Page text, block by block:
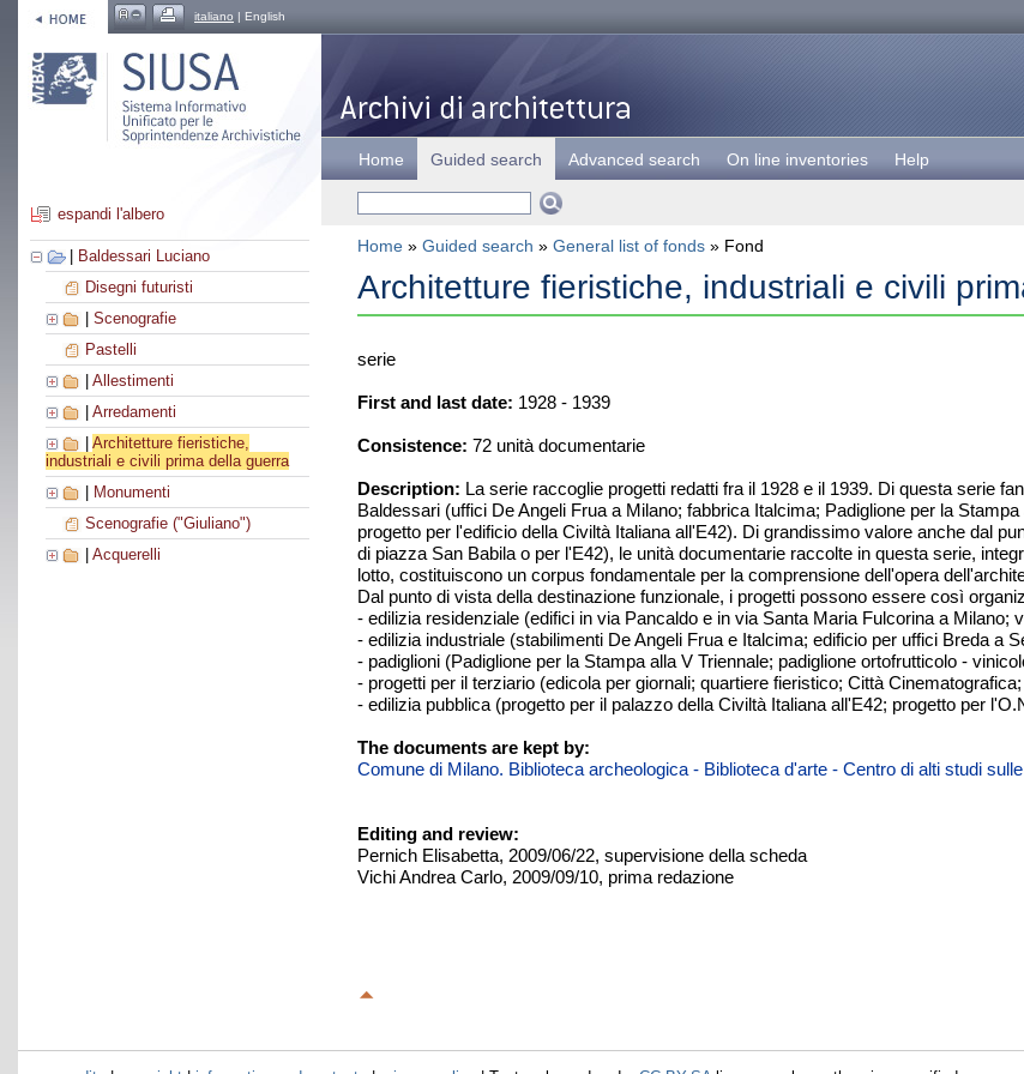
italiano | English
espandi l'albero
Baldessari Luciano
Disegni futuristi
Scenografie
Pastelli
Allestimenti
Arredamenti
Architetture fieristiche,
industriali e civili prima della guerra
Monumenti
Scenografie ("Giuliano")
Acquerelli
Home Guided search Advanced search On line inventories Help
Home » Guided search » General list of fonds » Fond
Architetture fieristiche, industriali e civili
serie
First and last date: 1928 - 1939
Consistence: 72 unità documentarie
Description: La serie raccoglie progetti redatti fra il 1928 e il 1939. Di questa serie
Baldessari (uffici De Angeli Frua a Milano; fabbrica Italcima; Padiglione per la
progetto per l'edificio della Civiltà Italiana all'E42). Di grandissimo valore anche dal
di piazza San Babila o per l'E42), le unità documentarie raccolte in questa serie,
lotto, costituiscono un corpus fondamentale per la comprensione dell'opera
Dal punto di vista della destinazione funzionale, i progetti possono essere così
- edilizia residenziale (edifici in via Pancaldo e in via Santa Maria Fulcorina a Milano;
- edilizia industriale (stabilimenti De Angeli Frua e Italcima; edificio per uffici Breda a
- padiglioni (Padiglione per la Stampa alla V Triennale; padiglione ortofrutticolo -
- progetti per il terziario (edicola per giornali; quartiere fieristico; Città
- edilizia pubblica (progetto per il palazzo della Civiltà Italiana all'E42; progetto per
The documents are kept by:
Comune di Milano. Biblioteca archeologica - Biblioteca d'arte - Centro di alti studi
Editing and review:
Pernich Elisabetta, 2009/06/22, supervisione della scheda
Vichi Andrea Carlo, 2009/09/10, prima redazione